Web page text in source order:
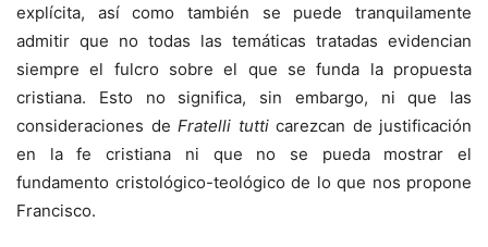
explícita, así como también se puede tranquilamente
admitir que no todas las temáticas tratadas evidencian
siempre el fulcro sobre el que se funda la propuesta
cristiana. Esto no significa, sin embargo, ni que las
consideraciones de Fratelli tutticarezcan de justificación
en la fe cristiana ni que no se pueda mostrar el
fundamento cristológico-teológico de lo que nos propone
Francisco.